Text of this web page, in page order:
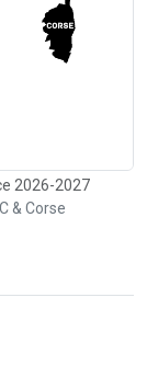
2026-2027
& Corse